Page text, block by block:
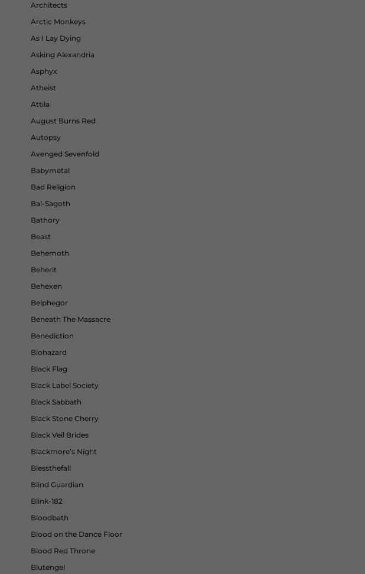
Architects
Arctic Monkeys
As I Lay Dying
Asking Alexandria
Asphyx
Atheist
Attila
August Burns Red
Autopsy
Avenged Sevenfold
Babymetal
Bad Religion
Bal-Sagoth
Bathory
Beast
Behemoth
Beherit
Behexen
Belphegor
Beneath The Massacre
Benediction
Biohazard
Black Flag
Black Label Society
Black Sabbath
Black Stone Cherry
Black Veil Brides
Blackmore’s Night
Blessthefall
Blind Guardian
Blink-182
Bloodbath
Blood on the Dance Floor
Blood Red Throne
Blutengel